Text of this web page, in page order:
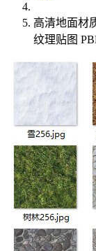
高清地面材
纹理贴图